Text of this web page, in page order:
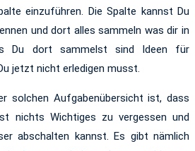
einzuführen. Die Spalte kannst Du
und dort alles sammeln was dir in
Du dort sammelst sind Ideen für
jetzt nicht erledigen musst.
solchen Aufgabenübersicht ist, dass
nichts Wichtiges zu vergessen und
abschalten kannst. Es gibt nämlich